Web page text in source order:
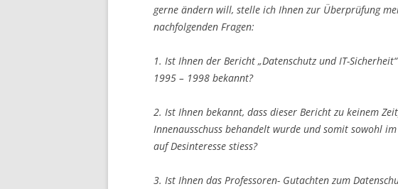
gerne ändern will, stelle ich Ihnen zur Überprüfung
nachfolgenden Fragen:
1. Ist Ihnen der Bericht „Datenschutz und IT-
1995 – 1998 bekannt?
2. Ist Ihnen bekannt, dass dieser Bericht zu keinem
Innenausschuss behandelt wurde und somit sowohl
auf Desinteresse stiess?
3. Ist Ihnen das Professoren- Gutachten zum